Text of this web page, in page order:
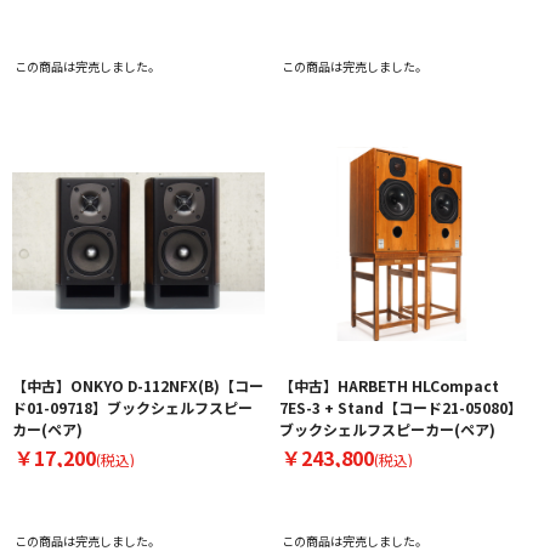
この商品は完売しました。 この商品は完売しました。
【中古】ONKYO D-112NFX(B)【コー
ド01-09718】ブックシェルフスピー
カー(ペア)
￥17,200(税込)
この商品は完売しました。
【中古】HARBETH HLCompact
7ES-3 + Stand【コード21-05080】
ブックシェルフスピーカー(ペア)
￥243,800(税込)
この商品は完売しました。